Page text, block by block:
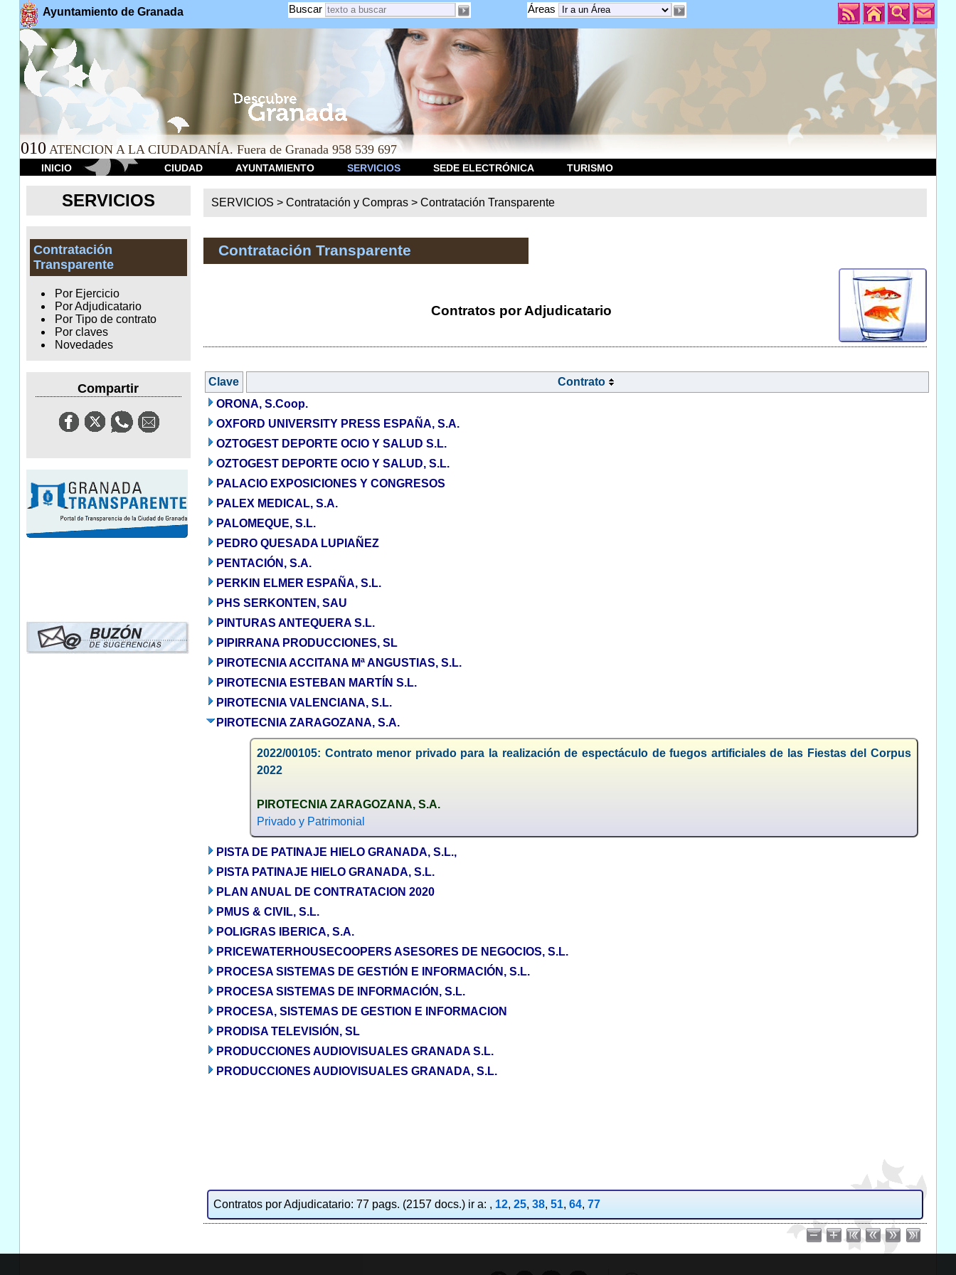
Ayuntamiento de Granada Áreas
Buscar
010 ATENCION A LA CIUDADANÍA. Fuera de Granada 958 539 697
INICIO CIUDAD AYUNTAMIENTO SERVICIOS SEDE ELECTRÓNICA TURISMO
SERVICIOS
Contratación
Transparente
Por Ejercicio
Por Adjudicatario
Por Tipo de contrato
Por claves
Novedades
Compartir
SERVICIOS >Contratación y Compras >Contratación Transparente
Contratación Transparente
Contratos por Adjudicatario
Clave
Contrato
ORONA, S.Coop.
OXFORD UNIVERSITY PRESS ESPAÑA, S.A.
OZTOGEST DEPORTE OCIO Y SALUD S.L.
OZTOGEST DEPORTE OCIO Y SALUD, S.L.
PALACIO EXPOSICIONES Y CONGRESOS
PALEX MEDICAL, S.A.
PALOMEQUE, S.L.
PEDRO QUESADA LUPIAÑEZ
PENTACIÓN, S.A.
PERKIN ELMER ESPAÑA, S.L.
PHS SERKONTEN, SAU
PINTURAS ANTEQUERA S.L.
PIPIRRANA PRODUCCIONES, SL
PIROTECNIA ACCITANA Mª ANGUSTIAS, S.L.
PIROTECNIA ESTEBAN MARTÍN S.L.
PIROTECNIA VALENCIANA, S.L.
PIROTECNIA ZARAGOZANA, S.A.
2022/00105: Contrato menor privado para la realización de espectáculo de fuegos artificiales de las Fiestas del Corpus
2022
PIROTECNIA ZARAGOZANA, S.A.
Privado y Patrimonial
PISTA DE PATINAJE HIELO GRANADA, S.L.,
PISTA PATINAJE HIELO GRANADA, S.L.
PLAN ANUAL DE CONTRATACION 2020
PMUS & CIVIL, S.L.
POLIGRAS IBERICA, S.A.
PRICEWATERHOUSECOOPERS ASESORES DE NEGOCIOS, S.L.
PROCESA SISTEMAS DE GESTIÓN E INFORMACIÓN, S.L.
PROCESA SISTEMAS DE INFORMACIÓN, S.L.
PROCESA, SISTEMAS DE GESTION E INFORMACION
PRODISA TELEVISIÓN, SL
PRODUCCIONES AUDIOVISUALES GRANADA S.L.
PRODUCCIONES AUDIOVISUALES GRANADA, S.L.
Contratos por Adjudicatario: 77 pags. (2157 docs.) ir a: , 12, 25, 38, 51, 64, 77